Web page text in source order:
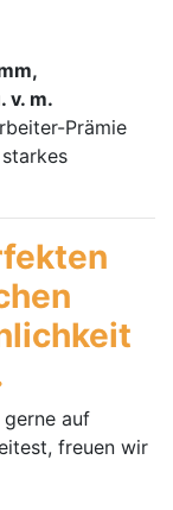
v. m.
Prämie
gerne auf
freuen wir